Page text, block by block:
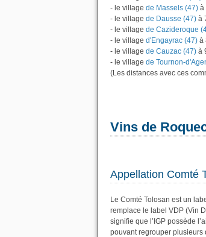
- le village de Massels (47) à
- le village de Dausse (47) à
- le village de Cazideroque
- le village d'Engayrac (47) à
- le village de Cauzac (47) à
- le village de Tournon-
(Les distances avec ces
Vins de
Appellation Comté
Le Comté Tolosan est un
remplace le label VDP (Vin
signifie que l’IGP possède
pouvant regrouper plusieurs